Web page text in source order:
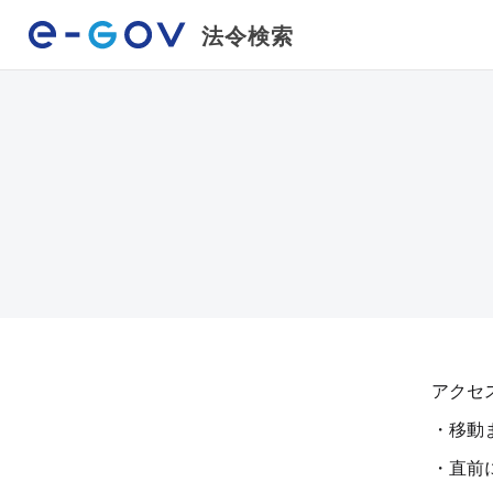
法令検索
アクセ
・移
・直